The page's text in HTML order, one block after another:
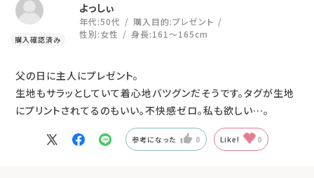
よっしぃ
年代:50代 購入目的:プレゼント
性別:女性 身長:161～165cm
父の日に主人にプレゼント。
生地もサラッとしていて着心地バツグンだそうです。タグが生地
にプリントされてるのもいい。不快感ゼロ。私も欲しい…。
参考になった 0 Like! 0